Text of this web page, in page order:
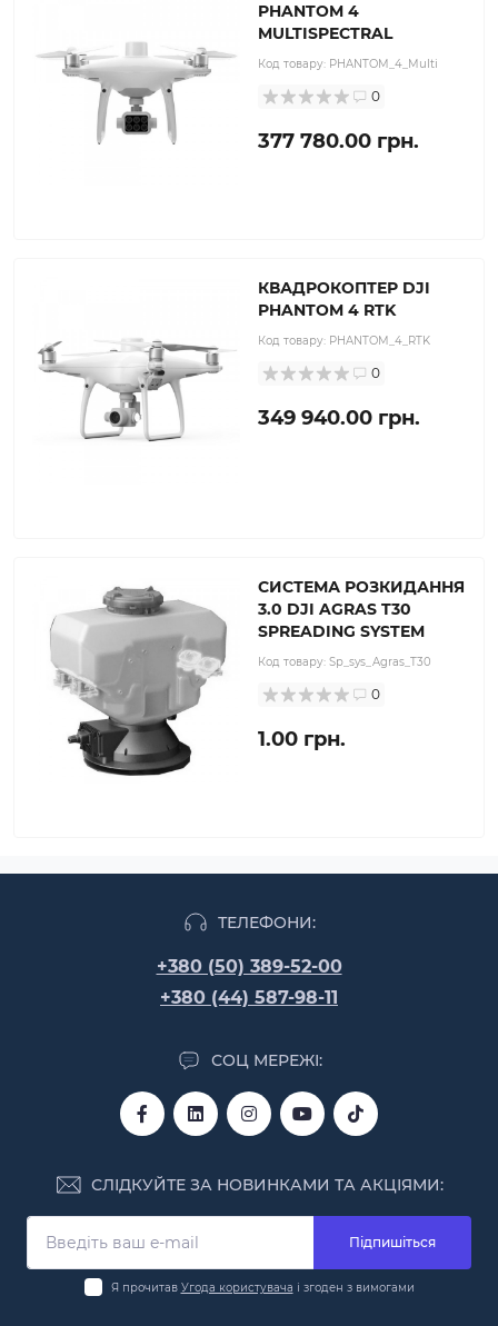
PHANTOM 4
MULTISPECTRAL
Код товару: PHANTOM_4_Multi
0
377 780.00 грн.
КВАДРОКОПТЕР DJI
PHANTOM 4 RTK
Код товару: PHANTOM_4_RTK
0
349 940.00 грн.
СИСТЕМА РОЗКИДАННЯ
3.0 DJI AGRAS T30
SPREADING SYSTEM
Код товару: Sp_sys_Agras_T30
0
1.00 грн.
ТЕЛЕФОНИ:
+380 (50) 389-52-00
+380 (44) 587-98-11
СОЦ МЕРЕЖІ:
СЛІДКУЙТЕ ЗА НОВИНКАМИ ТА АКЦІЯМИ:
Підпишіться
Я прочитав Угода користувача і згоден з вимогами